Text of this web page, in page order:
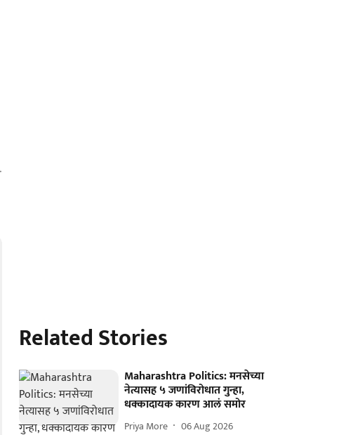
Related Stories
Maharashtra Politics: मनसेच्या
नेत्यासह ५ जणांविरोधात गुन्हा,
धक्कादायक कारण आलं समोर
Priya More 06 Aug 2026